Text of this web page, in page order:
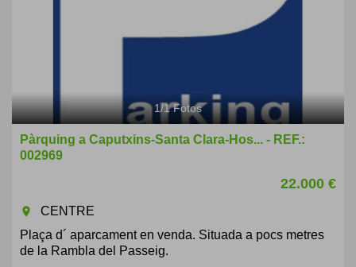
1/1Fotos
Pàrquing a Caputxins-Santa Clara-Hos... - REF.:
002969
22.000 €
room
CENTRE
Plaça d´ aparcament en venda. Situada a pocs metres
de la Rambla del Passeig.